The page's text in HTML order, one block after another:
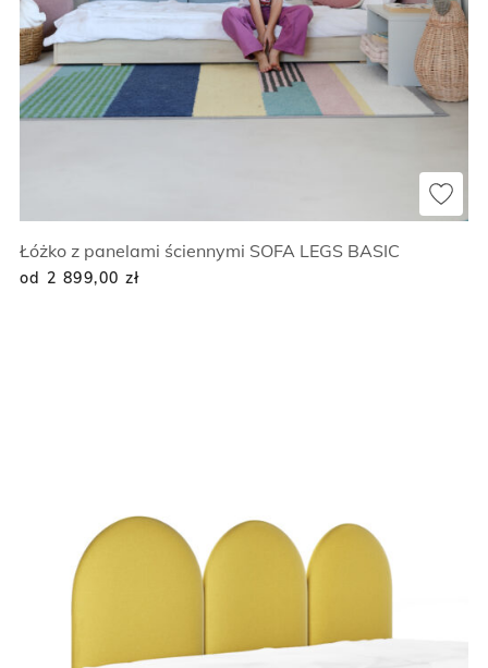
Łóżko z panelami ściennymi SOFA LEGS BASIC
od 2 899,00 zł